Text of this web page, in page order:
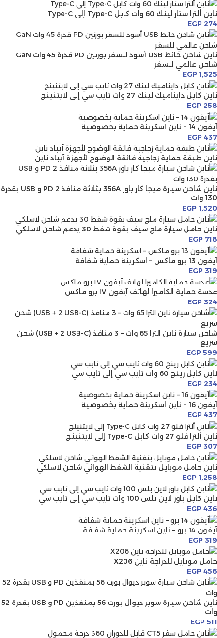
ناين ألترا ستار لينك 60 وات كابل Type-C إلى Type-C
EGP 274
ناين شاحن حائط USB أسود للسفر بورتين PD قدرة 45 وات GaN
شاحن عالمي للسفر
EGP 1,525
ناين كابل دايناميك لينك 27 وات تايب سي إلى لايتنينج
EGP 258
آيفون 14 – ناين اسكرينة حماية بخصوصية
EGP 437
ناين طبقة حماية زجاجية فائقة الوضوح لأجهزة آيباد ناين
ناين شاحن سيارة ميجا كار باور 356A بثلاثة منافذ 2 PD و USB بقدرة
130 وات
EGP 1,520
ناين حامل سيارة ماج سيف بقوة شفط 30 يدعم شاحن لاسلكي
EGP 718
آيفون 13 برو ماكس – اسكرينة حماية شفافة
EGP 319
عدسة حماية الكاميرا لهاتف آيفون ١٧ برو ماكس
EGP 324
شاحن سيارة ناين الترا 65 وات – 3 منافذ (USB + 2 USB-C) شحن
سريع
EGP 599
ناين كابل رينج 60 وات تايب سي إلى تايب سي
EGP 234
آيفون 16 – ناين اسكرينة حماية بخصوصية
EGP 437
ناين ألترا فلو 27 وات كابل Type-C إلى لايتنينج
EGP 307
ناين حامل موبايل بتقنية الشفط الهوائي شاحن لاسلكي
EGP 1,258
ناين كابل باور لاين بلس 100 وات تايب سي إلى تايب سي
EGP 436
آيفون 14 برو – ناين اسكرينة حماية شفافة
EGP 319
حامل موبايل للدراجة ناين X206
EGP 456
ناين شاحن سيارة سوبر ديوال بورت 56 بمنفذين PD و USB بقدرة 52
وات
EGP 511